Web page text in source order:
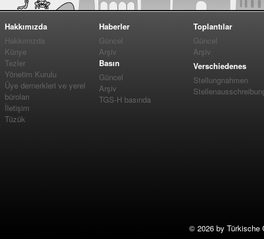
Hakkımızda
Hakkımızda
Künye
Tezler
Yönetim Kurulu
Üye dernerkleri ve yerel
büroları
İletişim
Tüzük
Haberler
Güncel
Arşiv
Basın
Güncel
Arşiv
TGS-H basında
Toplantılar
Güncel
Arşiv
Verschiedenes
Stellungnahmen
© 2026 by Türkische